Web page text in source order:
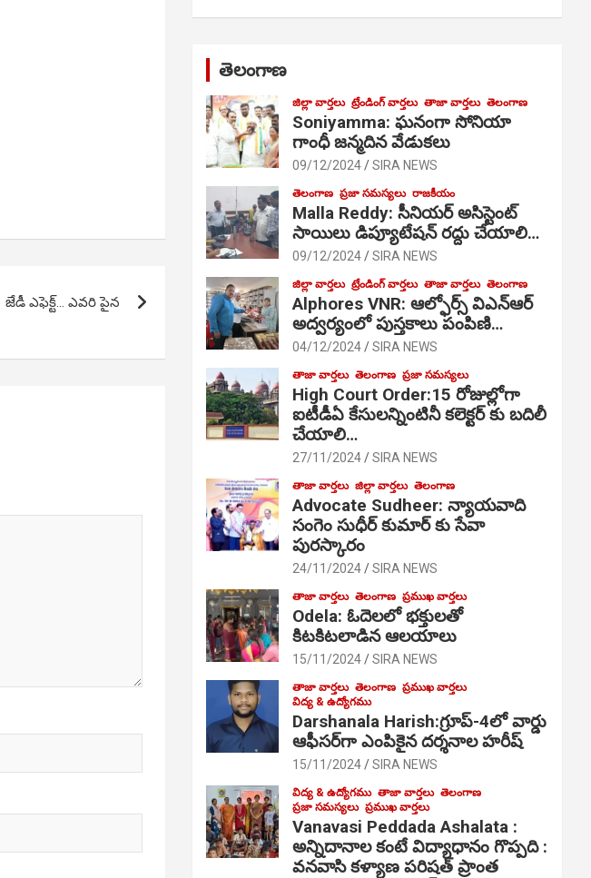
జేడీ ఎఫెక్ట్… ఎవరి పైన
తెలంగాణ
జిల్లా వార్తలు ట్రేండింగ్ వార్తలు తాజా వార్తలు తెలంగాణ
Soniyamma: ఘ‌నంగా సోనియా
గాంధీ జ‌న్మ‌దిన వేడుక‌లు
09/12/2024 SIRA NEWS
తెలంగాణ ప్రజా సమస్యలు రాజకీయం
Malla Reddy: సీనియర్ అసిస్టెంట్
సాయిలు డిప్యూటేషన్ రద్దు చేయాలి…
09/12/2024 SIRA NEWS
జిల్లా వార్తలు ట్రేండింగ్ వార్తలు తాజా వార్తలు తెలంగాణ
Alphores VNR: ఆల్ఫోర్స్ విఎన్ఆర్
అద్వర్యంలో పుస్తకాలు పంపిణి…
04/12/2024 SIRA NEWS
తాజా వార్తలు తెలంగాణ ప్రజా సమస్యలు
High Court Order:15 రోజుల్లోగా
ఐటీడీఏ కేసులన్నింటినీ కలెక్టర్ కు బదిలీ
చేయాలి…
27/11/2024 SIRA NEWS
తాజా వార్తలు జిల్లా వార్తలు తెలంగాణ
Advocate Sudheer: న్యాయవాది
సంగెం సుధీర్ కుమార్ కు సేవా
పురస్కారం
24/11/2024 SIRA NEWS
తాజా వార్తలు తెలంగాణ ప్రముఖ వార్తలు
Odela: ఓదెల‌లో భక్తులతో
కిటకిటలాడిన ఆల‌యాలు
15/11/2024 SIRA NEWS
తాజా వార్తలు తెలంగాణ ప్రముఖ వార్తలు
విద్య & ఉద్యోగము
Darshanala Harish:గ్రూప్-4లో వార్డు
ఆఫీసర్‌గా ఎంపికైన దర్శనాల హరీష్
15/11/2024 SIRA NEWS
విద్య & ఉద్యోగము తాజా వార్తలు తెలంగాణ
ప్రజా సమస్యలు ప్రముఖ వార్తలు
Vanavasi Peddada Ashalata :
అన్నిదానాల కంటే విద్యాధానం గొప్పది :
వనవాసి కళ్యాణ పరిషత్ ప్రాంత